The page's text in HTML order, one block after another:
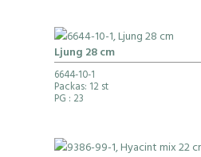
Ljung 28 cm
6644-10-1
Packas: 12 st
PG : 23